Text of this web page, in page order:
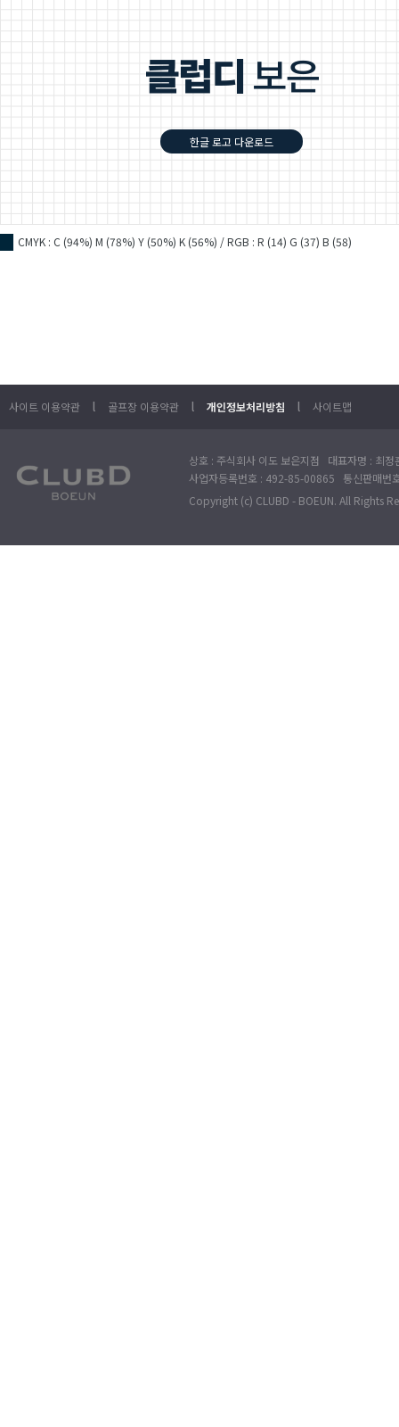
한글 로고 다운로드
CMYK : C (94%) M (78%) Y (50%) K (56%) / RGB : R (14) G (37) B (58)
사이트 이용약관 l 골프장 이용약관 l 개인정보처리방침 l 사이트맵
상호 : 주식회사 이도 보은지점 대표자명 : 최
사업자등록번호 : 492-85-00865 통신판매
Copyright (c) CLUBD - BOEUN. All Rights